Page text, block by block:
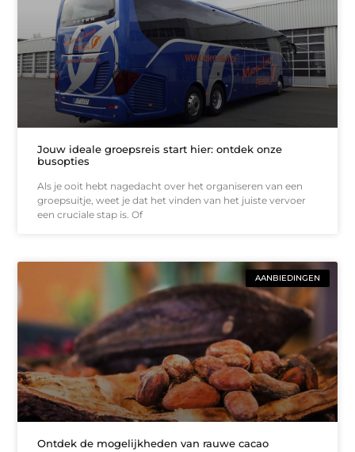
Jouw ideale groepsreis start hier: ontdek onze
busopties
Als je ooit hebt nagedacht over het organiseren van een
groepsuitje, weet je dat het vinden van het juiste vervoer
een cruciale stap is. Of
AANBIEDINGEN
Ontdek de mogelijkheden van rauwe cacao